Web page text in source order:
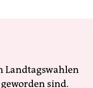
Landtagswahlen
sind.